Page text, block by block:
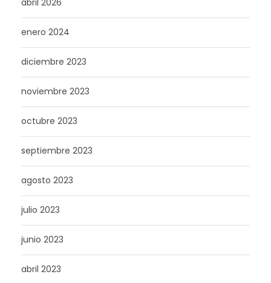
abril 2026
enero 2024
diciembre 2023
noviembre 2023
octubre 2023
septiembre 2023
agosto 2023
julio 2023
junio 2023
abril 2023